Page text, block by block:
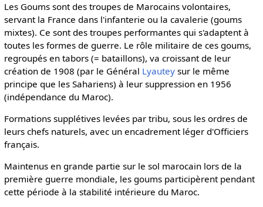
Les Goums sont des troupes de Marocains volontaires,
servant la France dans l'infanterie ou la cavalerie (goums
mixtes). Ce sont des troupes performantes qui s'adaptent à
toutes les formes de guerre. Le rôle militaire de ces goums,
regroupés en tabors (= bataillons), va croissant de leur
création de 1908 (par le Général Lyauteysur le même
principe que les Sahariens) à leur suppression en 1956
(indépendance du Maroc).
Formations supplétives levées par tribu, sous les ordres de
leurs chefs naturels, avec un encadrement léger d'Officiers
français.
Maintenus en grande partie sur le sol marocain lors de la
première guerre mondiale, les goums participèrent pendant
cette période à la stabilité intérieure du Maroc.